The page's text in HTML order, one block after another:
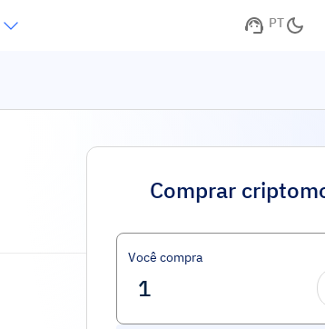
PT
Comprar
Você compra